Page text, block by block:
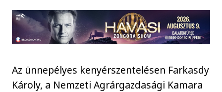
Az ünnepélyes kenyérszentelésen Farkasdy
Károly, a Nemzeti Agrárgazdasági Kamara